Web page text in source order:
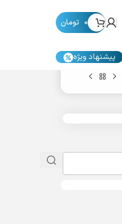
0 تومان
پیشنهاد ویژه